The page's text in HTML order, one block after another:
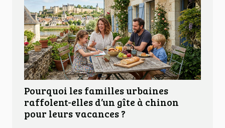
Pourquoi les familles urbaines
raffolent-elles d’un gîte à chinon
pour leurs vacances ?